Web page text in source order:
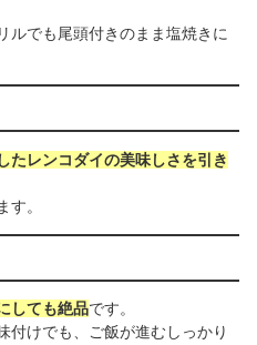
ルでも尾頭付きのまま塩焼きに
たレンコダイの美味しさを引き
す。
しても絶品です。
付けでも、ご飯が進むしっかり